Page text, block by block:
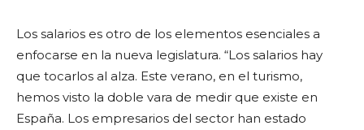
Los salarios es otro de los elementos esenciales a
enfocarse en la nueva legislatura. “Los salarios hay
que tocarlos al alza. Este verano, en el turismo,
hemos visto la doble vara de medir que existe en
España. Los empresarios del sector han estado